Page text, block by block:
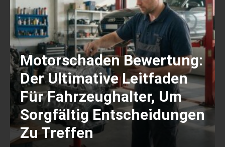
Motorschaden Bewertung:
Der Ultimative Leitfaden
Für Fahrzeughalter, Um
Sorgfältig Entscheidungen
Zu Treffen